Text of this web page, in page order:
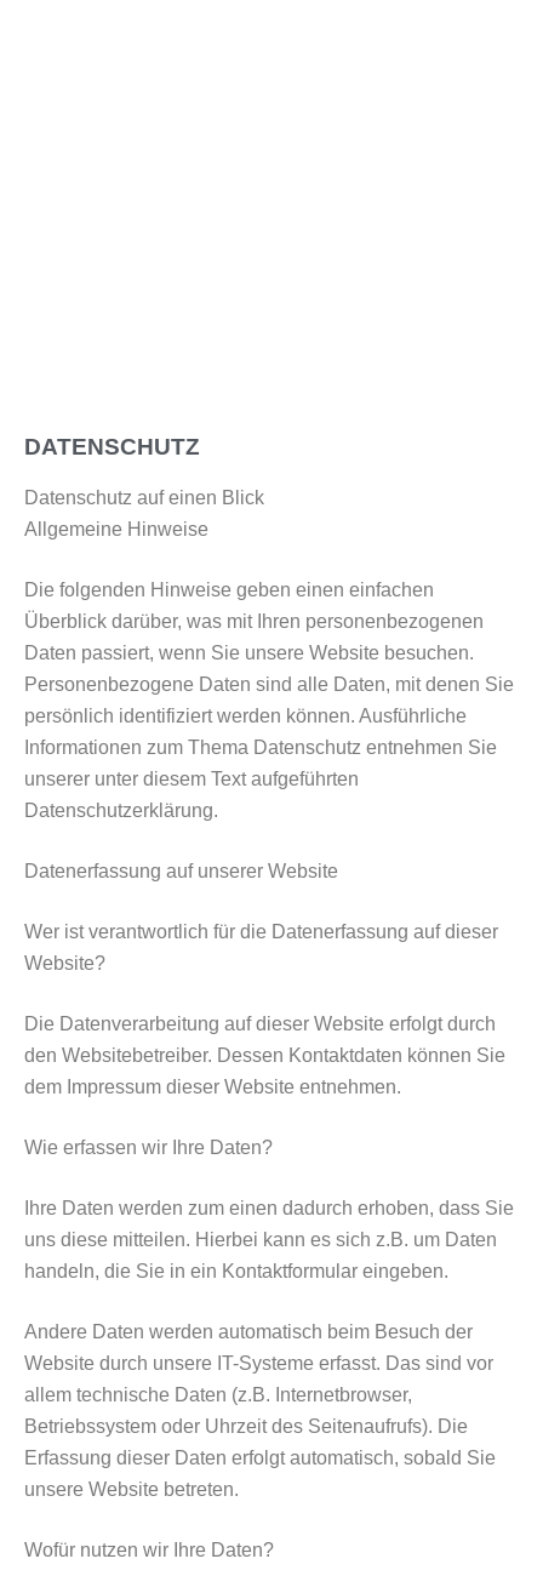
DATENSCHUTZ
Datenschutz auf einen Blick
Allgemeine Hinweise
Die folgenden Hinweise geben einen einfachen
Überblick darüber, was mit Ihren personenbezogenen
Daten passiert, wenn Sie unsere Website besuchen.
Personenbezogene Daten sind alle Daten, mit denen Sie
persönlich identifiziert werden können. Ausführliche
Informationen zum Thema Datenschutz entnehmen Sie
unserer unter diesem Text aufgeführten
Datenschutzerklärung.
Datenerfassung auf unserer Website
Wer ist verantwortlich für die Datenerfassung auf dieser
Website?
Die Datenverarbeitung auf dieser Website erfolgt durch
den Websitebetreiber. Dessen Kontaktdaten können Sie
dem Impressum dieser Website entnehmen.
Wie erfassen wir Ihre Daten?
Ihre Daten werden zum einen dadurch erhoben, dass Sie
uns diese mitteilen. Hierbei kann es sich z.B. um Daten
handeln, die Sie in ein Kontaktformular eingeben.
Andere Daten werden automatisch beim Besuch der
Website durch unsere IT-Systeme erfasst. Das sind vor
allem technische Daten (z.B. Internetbrowser,
Betriebssystem oder Uhrzeit des Seitenaufrufs). Die
Erfassung dieser Daten erfolgt automatisch, sobald Sie
unsere Website betreten.
Wofür nutzen wir Ihre Daten?